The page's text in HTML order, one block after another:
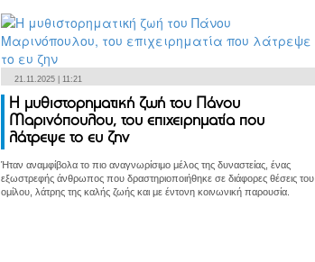
21.11.2025 | 11:21
Η μυθιστορηματική ζωή του Πάνου
Μαρινόπουλου, του επιχειρηματία που
λάτρεψε το ευ ζην
Ήταν αναμφίβολα το πιο αναγνωρίσιμο μέλος της δυναστείας, ένας
εξωστρεφής άνθρωπος που δραστηριοποιήθηκε σε διάφορες θέσεις του
ομίλου, λάτρης της καλής ζωής και με έντονη κοινωνική παρουσία.